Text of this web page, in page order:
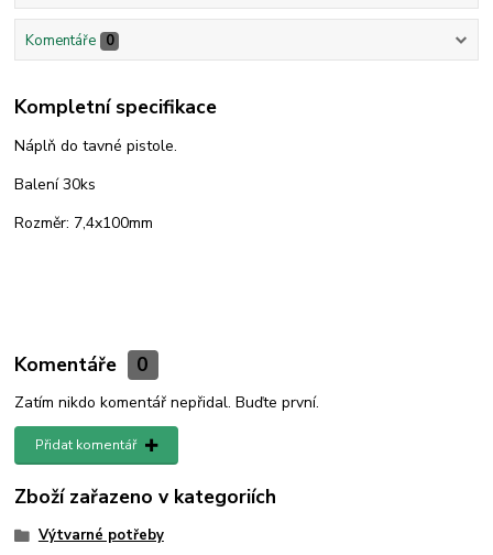
Komentáře 0
Kompletní specifikace
Náplň do tavné pistole.
Balení 30ks
Rozměr: 7,4x100mm
Komentáře 0
Zatím nikdo komentář nepřidal. Buďte první.
Přidat komentář
Zboží zařazeno v kategoriích
Výtvarné potřeby